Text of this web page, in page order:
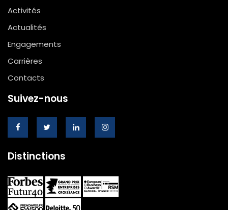
Activités
Actualités
Engagements
Carrières
Contacts
Suivez-nous
Distinctions